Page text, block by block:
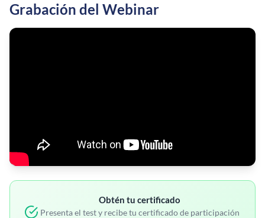
Grabación del Webinar
Obtén tu certificado
Presenta el test y recibe tu certificado de participación